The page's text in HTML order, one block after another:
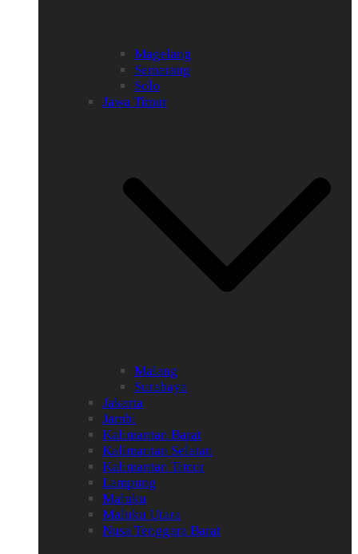
Magelang
Semarang
Solo
Jawa Timur
Malang
Surabaya
Jakarta
Jambi
Kalimantan Barat
Kalimantan Selatan
Kalimantan Timur
Lampung
Maluku
Maluku Utara
Nusa Tenggara Barat